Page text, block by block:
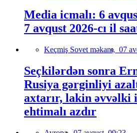
Media icmalı: 6
7 avqust 2026-cı il
Keçmiş Sovet məkanı, 07
Seçkilərdən sonra
Rusiya gərginliyi
axtarır, lakin əvvəlki
ehtimalı azdır